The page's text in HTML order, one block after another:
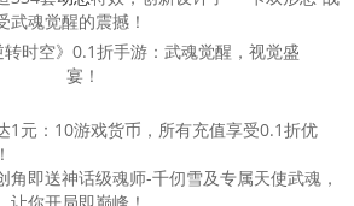
魂觉醒的震撼！
1元：10游戏货币，所有充值享受0.1折优
角即送神话级魂师-千仞雪及专属天使武魂，